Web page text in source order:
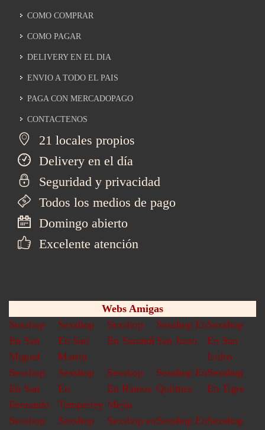
COMO COMPRAR
COMO PAGAR
DELIVERY EN EL DIA
ENVIO A TODO EL PAIS
PAGA CON MERCADOPAGO
CONTACTENOS
21 locales propios
Delivery en el día
Seguridad y privacidad
Todos los medios de pago
Domingo abierto
Excelente atención
Webs Amigas
Sexshop
En San
Miguel
Sexshop
En San
Martin
Sexshop
En Sarandi
Sexshop En
San Justo
Sexshop
En San
Isidro
Sexshop
En San
Fernando
Sexshop
En
Temperley
Sexshop
En Ramos
Mejia
Sexshop En
Quilmes
Sexshop
En Tigre
Sexshop
Sexshop
Sexshop enSexshop EnSexshop